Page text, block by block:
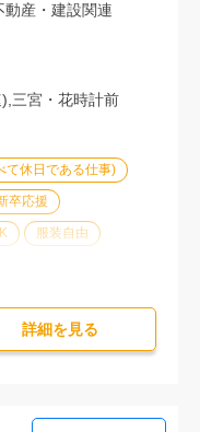
て休日である仕事)
卒応援
服装自由
産・建設関連
三宮・花時計前
詳細を⾒る